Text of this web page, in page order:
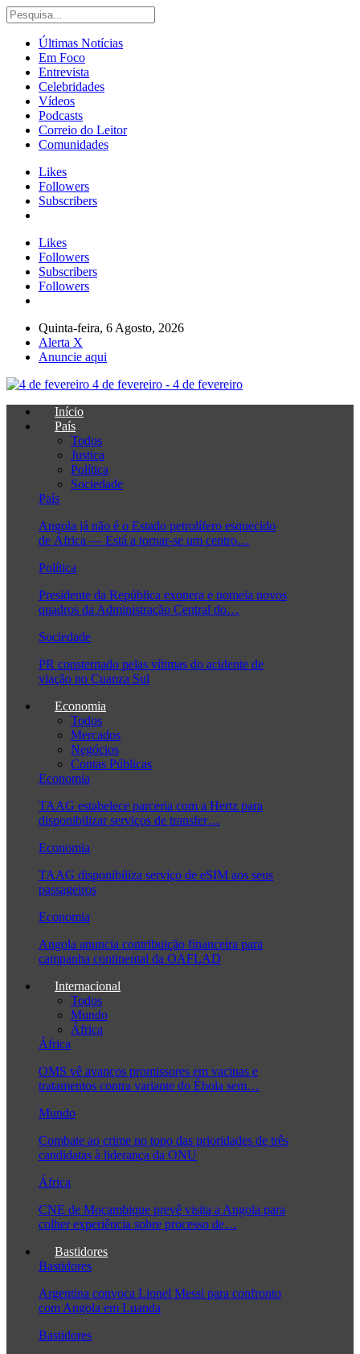
Últimas Notícias
Em Foco
Entrevista
Celebridades
Vídeos
Podcasts
Correio do Leitor
Comunidades
Likes
Followers
Subscribers
Likes
Followers
Subscribers
Followers
Quinta-feira, 6 Agosto, 2026
Alerta X
Anuncie aqui
4 de fevereiro - 4 de fevereiro
Início
País
Todos
Justiça
Política
Sociedade
País
Angola já não é o Estado petrolífero esquecido
de África — Está a tornar-se um centro…
Política
Presidente da República exonera e nomeia novos
quadros da Administração Central do…
Sociedade
PR consternado pelas vítimas do acidente de
viação no Cuanza Sul
Economia
Todos
Mercados
Negócios
Contas Públicas
Economia
TAAG estabelece parceria com a Hertz para
disponibilizar serviços de transfer…
Economia
TAAG disponibiliza serviço de eSIM aos seus
passageiros
Economia
Angola anuncia contribuição financeira para
campanha continental da OAFLAD
Internacional
Todos
Mundo
África
África
OMS vê avanços promissores em vacinas e
tratamentos contra variante do Ébola sem…
Mundo
Combate ao crime no topo das prioridades de três
candidatas à liderança da ONU
África
CNE de Moçambique prevê visita a Angola para
colher experiência sobre processo de…
Bastidores
Bastidores
Argentina convoca Lionel Messi para confronto
com Angola em Luanda
Bastidores